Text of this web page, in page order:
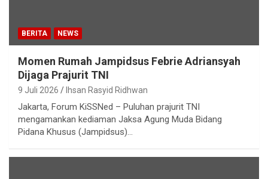
BERITA NEWS
Momen Rumah Jampidsus Febrie Adriansyah
Dijaga Prajurit TNI
9 Juli 2026 Ihsan Rasyid Ridhwan
Jakarta, Forum KiSSNed – Puluhan prajurit TNI
mengamankan kediaman Jaksa Agung Muda Bidang
Pidana Khusus (Jampidsus)…